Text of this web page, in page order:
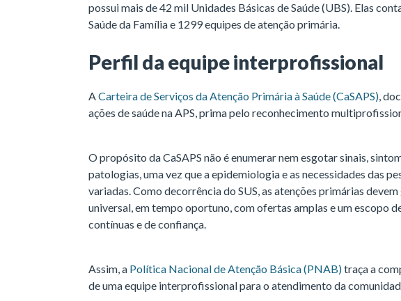
possui mais de 42 mil Unidades Básicas de Saúde (UBS). Elas
Saúde da Família e 1299 equipes de atenção primária.
Perfil da equipe interprofissional
ACarteira de Serviços da Atenção Primária à Saúde (CaSAPS),
ações de saúde na APS, prima pelo reconhecimento
O propósito da CaSAPS não é enumerar nem esgotar sinais,
patologias, uma vez que a epidemiologia e as necessidades das
variadas. Como decorrência do SUS, as atenções primárias
universal, em tempo oportuno, com ofertas amplas e um escopo
contínuas e de confiança.
Assim, a Política Nacional de Atenção Básica (PNAB)traça a
de uma equipe interprofissional para o atendimento da